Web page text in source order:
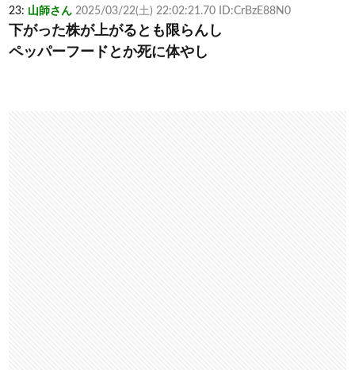
23: 山師さん 2025/03/22(土) 22:02:21.70 ID:CrBzE88N0
下がった株が上がるとも限らんし
ペッパーフードとか死に体やし